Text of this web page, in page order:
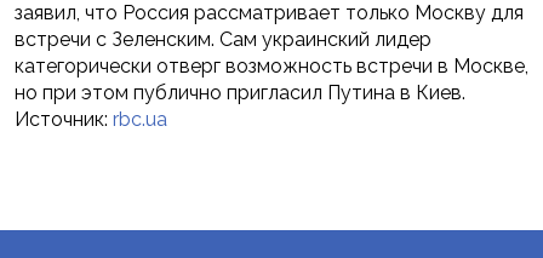
заявил, что Россия рассматривает только Москву для
встречи с Зеленским. Сам украинский лидер
категорически отверг возможность встречи в Москве,
но при этом публично пригласил Путина в Киев.
Источник: rbc.ua